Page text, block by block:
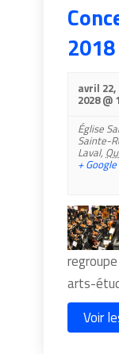
2018
avril 22,
2028 @
Église
Sainte-
Laval,
+
arts-
Voir